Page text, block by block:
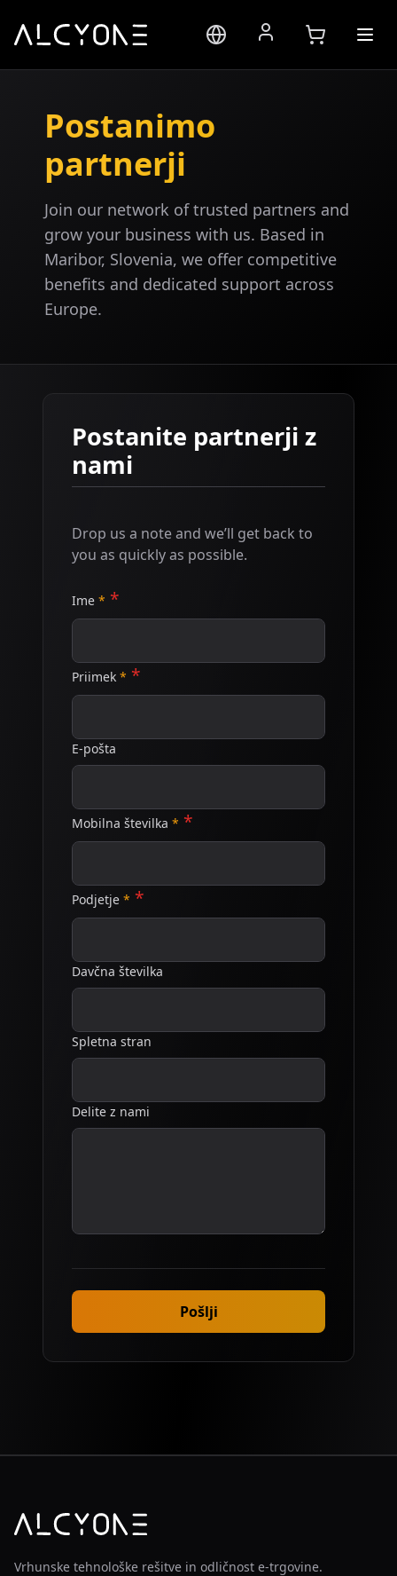
Postanimo
partnerji
Join our network of trusted partners and
grow your business with us. Based in
Maribor, Slovenia, we offer competitive
benefits and dedicated support across
Europe.
Postanite partnerji z
nami
Drop us a note and we’ll get back to
you as quickly as possible.
Ime
Priimek
E-pošta
Mobilna številka
Podjetje
Davčna številka
Spletna stran
Delite z nami
Pošlji
Vrhunske tehnološke rešitve in odličnost e-trgovine.